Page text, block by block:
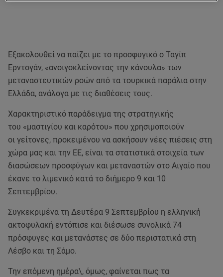
Εξακολουθεί να παίζει με το προσφυγικό ο Ταγίπ
Ερντογάν, «ανοιγοκλείνοντας την κάνουλα» των
μεταναστευτικών ροών από τα τουρκικά παράλια στην
Ελλάδα, ανάλογα με τις διαθέσεις τους.
Χαρακτηριστικό παράδειγμα της στρατηγικής
του «μαστιγίου και καρότου» που χρησιμοποιούν
οι γείτονες, προκειμένου να ασκήσουν νέες πιέσεις στη
χώρα μας και την ΕΕ, είναι τα στατιστικά στοιχεία των
διασώσεων προσφύγων και μεταναστών στο Αιγαίο που
έκανε το λιμενικό κατά το διήμερο 9 και 10
Σεπτεμβρίου.
Συγκεκριμένα τη Δευτέρα 9 Σεπτεμβρίου η ελληνική
ακτοφυλακή εντόπισε και διέσωσε συνολικά 74
πρόσφυγες και μετανάστες σε δύο περιστατικά στη
Λέσβο και τη Σάμο.
Την επόμενη ημέρα\, όμως, φαίνεται πως τα